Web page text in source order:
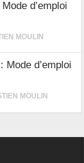
d’emploi
MOULIN
d’emploi
MOULIN